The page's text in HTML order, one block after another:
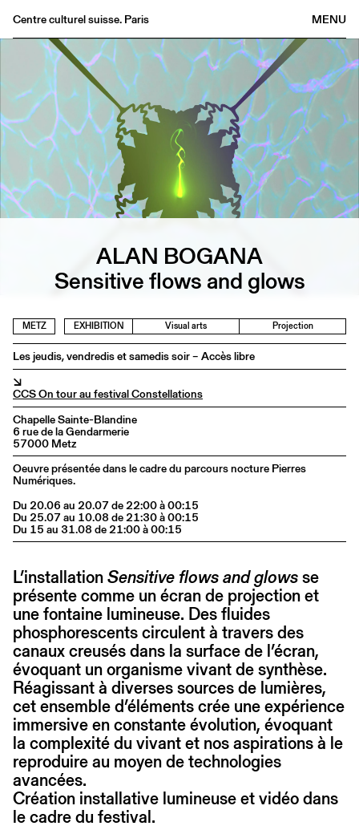
MENU
Centre culturel suisse. Paris
Agenda
Bookshop
Buvette
Archives
Medias
Publications
About
ALAN BOGANA
Sensitive flows and glows
METZ EXHIBITION Visual arts Projection
Les jeudis, vendredis et samedis soir – Accès libre
↘
CCS On tour au festival Constellations
Chapelle Sainte-Blandine
6 rue de la Gendarmerie
57000 Metz
Oeuvre présentée dans le cadre du parcours nocture Pierres
Numériques.
Du 20.06 au 20.07 de 22:00 à 00:15
Du 25.07 au 10.08 de 21:30 à 00:15
Du 15 au 31.08 de 21:00 à 00:15
L’installationSensitive flows and glowsse
présente comme un écran de projection et
une fontaine lumineuse. Des fluides
phosphorescents circulent à travers des
canaux creusés dans la surface de l’écran,
évoquant un organisme vivant de synthèse.
Réagissant à diverses sources de lumières,
cet ensemble d’éléments crée une expérience
immersive en constante évolution, évoquant
la complexité du vivant et nos aspirations à le
reproduire au moyen de technologies
avancées.
Création installative lumineuse et vidéo dans
le cadre du festival.